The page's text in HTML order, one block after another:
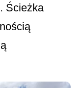
Ścieżka